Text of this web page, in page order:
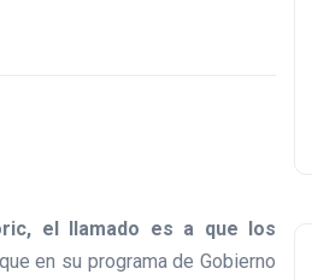
el llamado es a que los
en su programa de Gobierno